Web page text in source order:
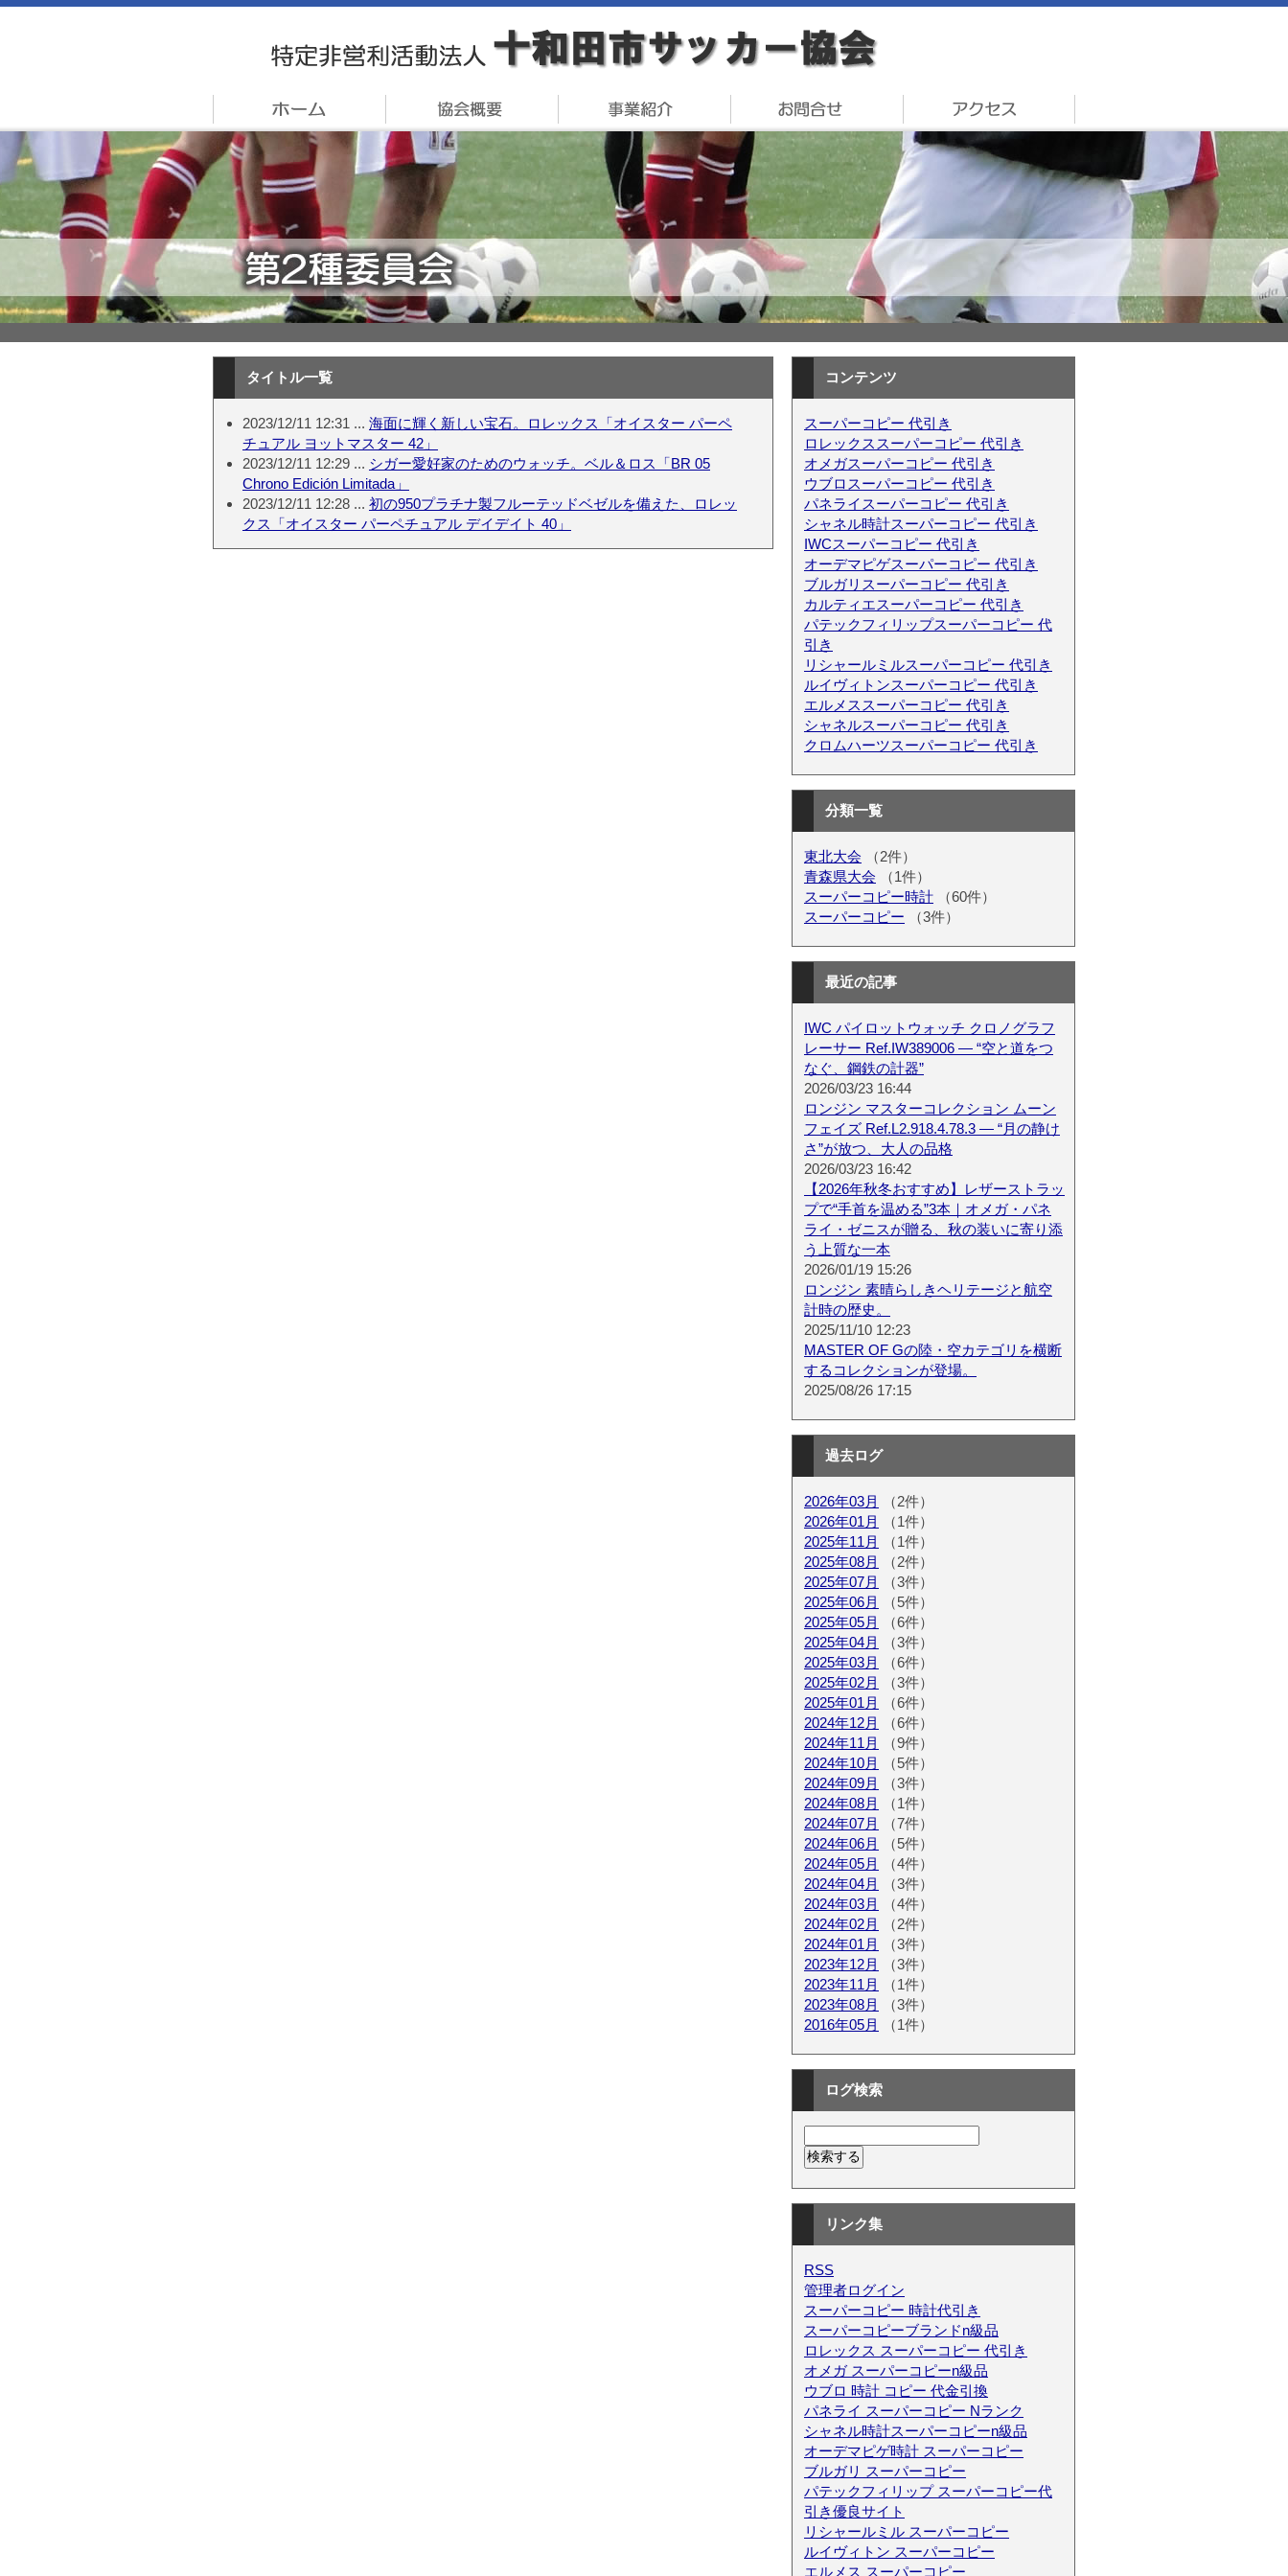
タイトル一覧
2023/12/11 12:31 ... 海面に輝く新しい宝石。ロレックス「オイスター パーペ
チュアル ヨットマスター 42」
2023/12/11 12:29 ... シガー愛好家のためのウォッチ。ベル＆ロス「BR 05
Chrono Edición Limitada」
2023/12/11 12:28 ... 初の950プラチナ製フルーテッドベゼルを備えた、ロレッ
クス「オイスター パーペチュアル デイデイト 40」
コンテンツ
スーパーコピー 代引き
ロレックススーパーコピー 代引き
オメガスーパーコピー 代引き
ウブロスーパーコピー 代引き
パネライスーパーコピー 代引き
シャネル時計スーパーコピー 代引き
IWCスーパーコピー 代引き
オーデマピゲスーパーコピー 代引き
ブルガリスーパーコピー 代引き
カルティエスーパーコピー 代引き
パテックフィリップスーパーコピー 代
引き
リシャールミルスーパーコピー 代引き
ルイヴィトンスーパーコピー 代引き
エルメススーパーコピー 代引き
シャネルスーパーコピー 代引き
クロムハーツスーパーコピー 代引き
分類一覧
東北大会 （2件）
青森県大会 （1件）
スーパーコピー時計 （60件）
スーパーコピー （3件）
最近の記事
IWC パイロットウォッチ クロノグラフ
レーサー Ref.IW389006 — “空と道をつ
なぐ、鋼鉄の計器”
2026/03/23 16:44
ロンジン マスターコレクション ムーン
フェイズ Ref.L2.918.4.78.3 — “月の静け
さ”が放つ、大人の品格
2026/03/23 16:42
【2026年秋冬おすすめ】レザーストラッ
プで“手首を温める”3本｜オメガ・パネ
ライ・ゼニスが贈る、秋の装いに寄り添
う上質な一本
2026/01/19 15:26
ロンジン 素晴らしきヘリテージと航空
計時の歴史。
2025/11/10 12:23
MASTER OF Gの陸・空カテゴリを横断
するコレクションが登場。
2025/08/26 17:15
過去ログ
2026年03月
（2件）
2026年01月
（1件）
2025年11月
（1件）
2025年08月
（2件）
2025年07月
（3件）
2025年06月
（5件）
2025年05月
（6件）
2025年04月
（3件）
2025年03月
（6件）
2025年02月
（3件）
2025年01月
（6件）
2024年12月
（6件）
2024年11月
（9件）
2024年10月
（5件）
2024年09月
（3件）
2024年08月
（1件）
2024年07月
（7件）
2024年06月
（5件）
2024年05月
（4件）
2024年04月
（3件）
2024年03月
（4件）
2024年02月
（2件）
2024年01月
（3件）
2023年12月
（3件）
2023年11月
（1件）
2023年08月
（3件）
2016年05月
（1件）
ログ検索
リンク集
RSS
管理者ログイン
スーパーコピー 時計代引き
スーパーコピーブランドn級品
ロレックス スーパーコピー 代引き
オメガ スーパーコピーn級品
ウブロ 時計 コピー 代金引換
パネライ スーパーコピー Nランク
シャネル時計スーパーコピーn級品
オーデマピゲ時計 スーパーコピー
ブルガリ スーパーコピー
パテックフィリップ スーパーコピー代
引き優良サイト
リシャールミル スーパーコピー
ルイヴィトン スーパーコピー
エルメス スーパーコピー